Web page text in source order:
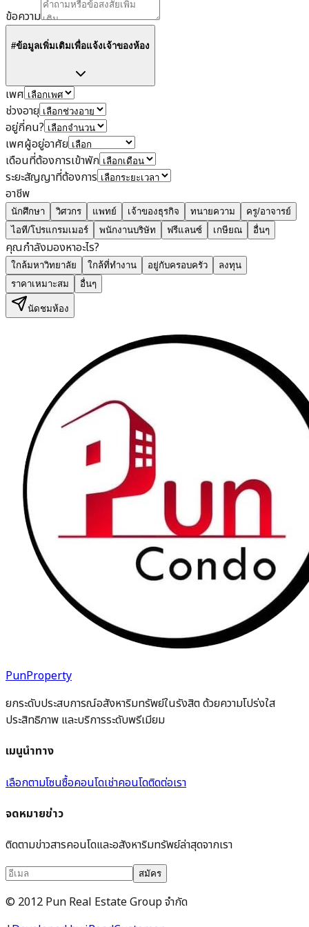
ข้อความ
#ข้อมูลเพิ่มเติมเพื่อแจ้งเจ้าของห้อง
เพศ
ช่วงอายุ
อยู่กี่คน?
เพศผู้อยู่อาศัย
เดือนที่ต้องการเข้าพัก
ระยะสัญญาที่ต้องการ
อาชีพ
นักศึกษา วิศวกร แพทย์ เจ้าของธุรกิจ ทนายความ
ครู/อาจารย์
ไอที/โปรแกรมเมอร์
พนักงานบริษัท ฟรีแลนซ์ เกษียณ อื่นๆ
คุณกำลังมองหาอะไร?
ใกล้มหาวิทยาลัย ใกล้ที่ทำงาน อยู่กับครอบครัว
ลงทุน
ราคาเหมาะสม
อื่นๆ
นัดชมห้อง
PunProperty
ยกระดับประสบการณ์อสังหาริมทรัพย์ในรังสิต ด้วยความโปร่งใส
ประสิทธิภาพ และบริการระดับพรีเมียม
เมนูนำทาง
เลือกตามโซนซื้อคอนโดเช่าคอนโดติดต่อเรา
จดหมายข่าว
ติดตามข่าวสารคอนโดและอสังหาริมทรัพย์ล่าสุดจากเรา
สมัคร
© 2012 Pun Real Estate Group จำกัด